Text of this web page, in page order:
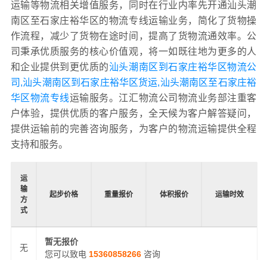
运输等物流相关增值服务，同时在行业内率先开通汕头潮
南区至石家庄裕华区的物流专线运输业务，简化了货物操
作流程，减少了货物在途时间，提高了货物流通效率。公
司秉承优质服务的核心价值观，将一如既往地为更多的人
和企业提供到更优质的汕头潮南区到石家庄裕华区物流公
司,汕头潮南区到石家庄裕华区货运,汕头潮南区至石家庄裕
华区物流专线运输服务。江汇物流公司物流业务部注重客
户体验，提供优质的客户服务，全天候为客户解答疑问，
提供运输前的完善咨询服务，为客户的物流运输提供全程
支持和服务。
运
输
方
式
起步价格 重量报价 体积报价 运输时效
无
暂无报价
您可以致电 15360858266 咨询